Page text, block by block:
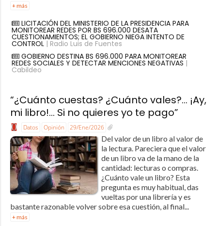
+ más
LICITACIÓN DEL MINISTERIO DE LA PRESIDENCIA PARA
MONITOREAR REDES POR BS 696.000 DESATA
CUESTIONAMIENTOS; EL GOBIERNO NIEGA INTENTO DE
CONTROL| Radio Luis de Fuentes
GOBIERNO DESTINA BS 696.000 PARA MONITOREAR
REDES SOCIALES Y DETECTAR MENCIONES NEGATIVAS |
Cabildeo
“¿Cuánto cuestas? ¿Cuánto vales?… ¡Ay,
mi libro!… Si no quieres yo te pago”
Datos Opinión 29/Ene/2026
Del valor de un libro al valor de
la lectura. Pareciera que el valor
de un libro va de la mano de la
cantidad: lecturas o compras.
¿Cuánto vale un libro? Esta
pregunta es muy habitual, das
vueltas por una librería y es
bastante razonable volver sobre esa cuestión, al final...
+ más